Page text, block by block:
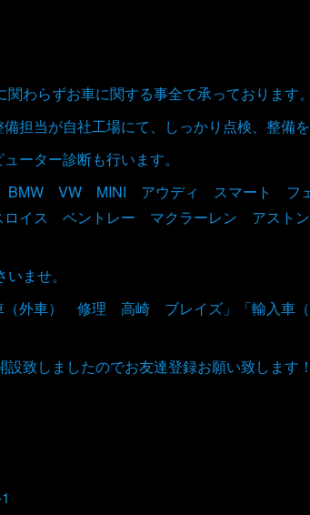
わらずお車に関する事全て承っております
担当が自社工場にて、しっかり点検、整備
ーター診断も行います。
BMW VW MINI アウディ スマート フ
イス ベントレー マクラーレン アスト
ませ。
車（外車） 修理 高崎 ブレイズ」「輸入
致しましたのでお友達登録お願い致します